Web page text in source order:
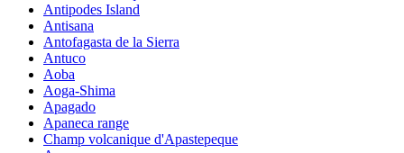
Antipodes Island
Antisana
Antofagasta de la Sierra
Antuco
Aoba
Aoga-Shima
Apagado
Apaneca range
Champ volcanique d'Apastepeque